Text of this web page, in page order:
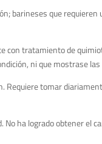
barineses que
tratamiento de
ni que mostrase
tomar
ha logrado obtener el